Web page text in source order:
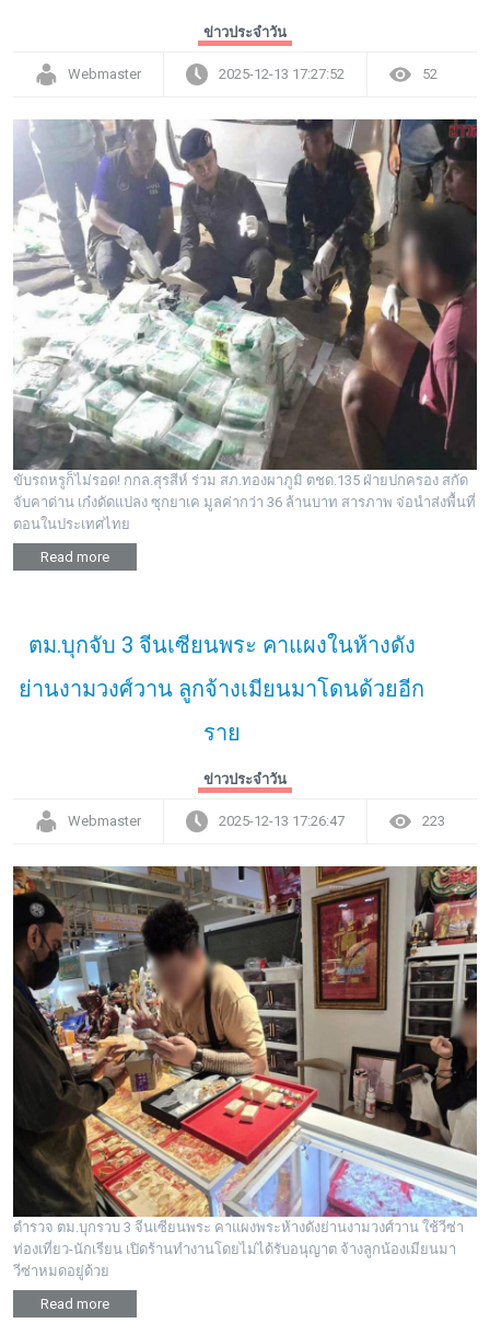
ข่าวประจำวัน
Webmaster 2025-12-13 17:27:52 52
ขับรถหรูก็ไม่รอด! กกล.สุรสีห์ ร่วม สภ.ทองผาภูมิ ตชด.135 ฝ่ายปกครอง สกัด
จับคาด่าน เก๋งดัดแปลง ซุกยาเค มูลค่ากว่า 36 ล้านบาท สารภาพ จ่อนำส่งพื้นที่
ตอนในประเทศไทย
Read more
ตม.บุกจับ 3 จีนเซียนพระ คาแผงในห้างดัง
ย่านงามวงศ์วาน ลูกจ้างเมียนมาโดนด้วยอีก
ราย
ข่าวประจำวัน
Webmaster 2025-12-13 17:26:47 223
ตำรวจ ตม.บุกรวบ 3 จีนเซียนพระ คาแผงพระห้างดังย่านงามวงศ์วาน ใช้วีซ่า
ท่องเที่ยว-นักเรียน เปิดร้านทำงานโดยไม่ได้รับอนุญาต จ้างลูกน้องเมียนมา
วีซ่าหมดอยู่ด้วย
Read more